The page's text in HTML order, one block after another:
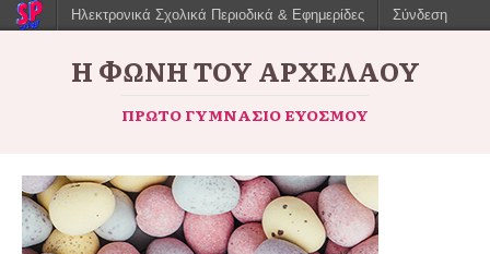
Η ΦΩΝΉ ΤΟΥ ΑΡΧΈΛΑΟΥ
ΠΡΏΤΟ ΓΥΜΝΆΣΙΟ ΕΥΌΣΜΟΥ
Ηλεκτρονικά Σχολικά Περιοδικά & Εφημερίδες Σύνδεση